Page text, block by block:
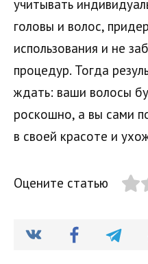
учитывать
головы и волос,
использования и не
процедур. Тогда
ждать: ваши волосы
роскошно, а вы сами
в своей красоте и
Оцените статью